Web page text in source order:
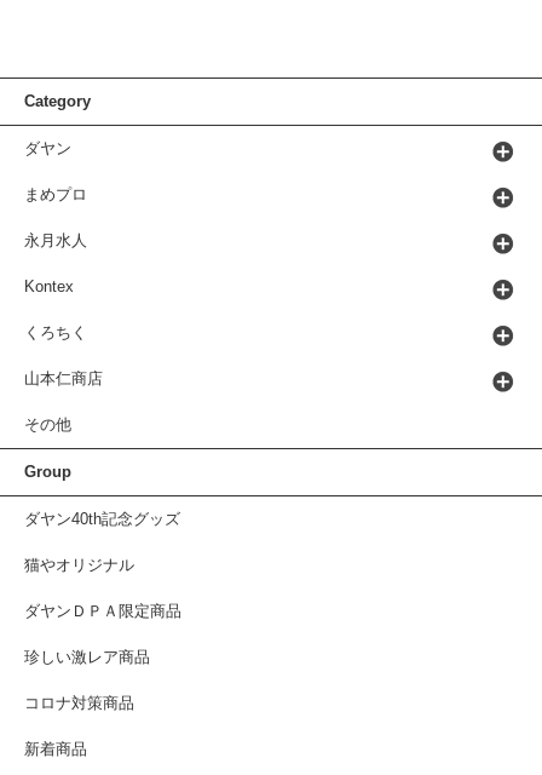
Category
ダヤン
まめプロ
永月水人
Kontex
くろちく
山本仁商店
その他
Group
ダヤン40th記念グッズ
猫やオリジナル
ダヤンＤＰＡ限定商品
珍しい激レア商品
コロナ対策商品
新着商品